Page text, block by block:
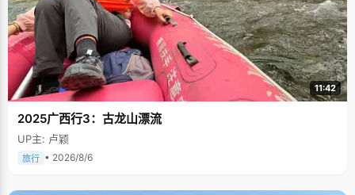
11:42
2025广西行3：古龙山漂流
UP主: 卢颖
旅行 • 2026/8/6